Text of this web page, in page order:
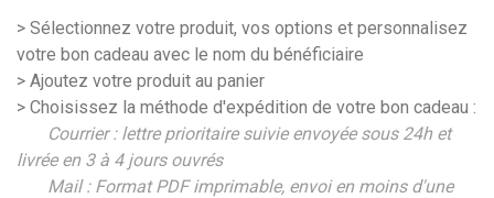
> Sélectionnez votre produit, vos options et personnalisez
votre bon cadeau avec le nom du bénéficiaire
> Ajoutez votre produit au panier
> Choisissez la méthode d'expédition de votre bon cadeau :
Courrier : lettre prioritaire suivie envoyée sous 24h et
livrée en 3 à 4 jours ouvrés
Mail : Format PDF imprimable, envoi en moins d'une